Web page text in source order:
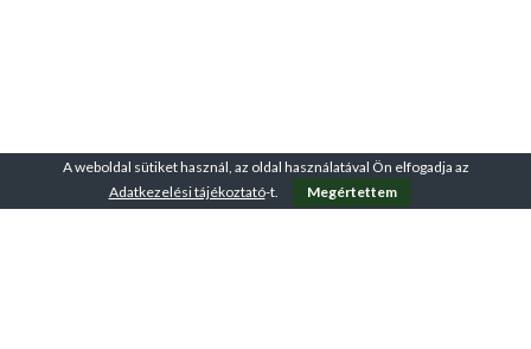
A weboldal sütiket használ, az oldal használatával Ön elfogadja az
Adatkezelési tájékoztató-t. Megértettem